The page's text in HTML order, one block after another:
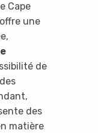
Cape
une
de
des
matière